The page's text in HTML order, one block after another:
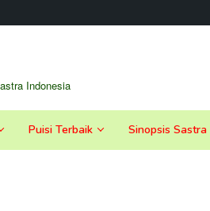
Indonesia
Puisi Terbaik Sinopsis Sastra